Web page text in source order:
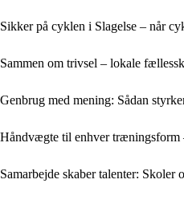
Sikker på cyklen i Slagelse – når
Sammen om trivsel – lokale
Genbrug med mening: Sådan
Håndvægte til enhver træningsform
Samarbejde skaber talenter: